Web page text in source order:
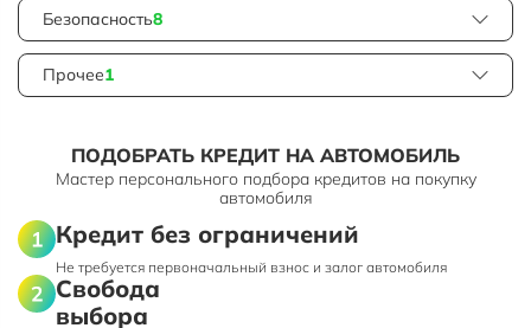
Безопасность8
Прочее1
ПОДОБРАТЬ КРЕДИТ НА АВТОМОБИЛЬ
Мастер персонального подбора кредитов на покупку
автомобиля
Кредит без ограничений
Не требуется первоначальный взнос и залог автомобиля
Свобода
выбора